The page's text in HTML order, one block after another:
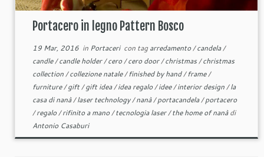
Portacero in legno Pattern Bosco
19 Mar, 2016in Portaceri con tagarredamento/candela/
candle/candle holder/cero/cero door/christmas/christmas
collection/collezione natale/finished by hand/frame/
furniture/gift/gift idea/idea regalo/idee/interior design/la
casa di nanà/laser technology/nanà/portacandela/portacero
/regalo/rifinito a mano/tecnologia laser/the home of nanàdi
Antonio Casaburi